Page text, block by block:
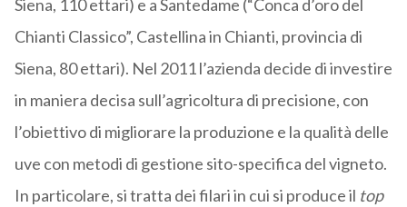
Siena, 110 ettari) e a Santedame (“Conca d’oro del
Chianti Classico”, Castellina in Chianti, provincia di
Siena, 80 ettari). Nel 2011 l’azienda decide di investire
in maniera decisa sull’agricoltura di precisione, con
l’obiettivo di migliorare la produzione e la qualità delle
uve con metodi di gestione sito-specifica del vigneto.
In particolare, si tratta dei filari in cui si produce il top